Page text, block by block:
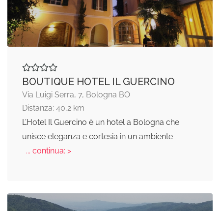
BOUTIQUE HOTEL IL GUERCINO
Via Luigi Serra, 7, Bologna BO
Distanza: 40,2 km
L’Hotel Il Guercino è un hotel a Bologna che
unisce eleganza e cortesia in un ambiente
... continua: >